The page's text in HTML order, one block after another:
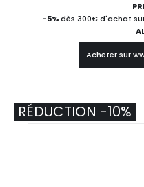
-5%dès 300€ d'achat
Acheter sur
RÉDUCTION -10%